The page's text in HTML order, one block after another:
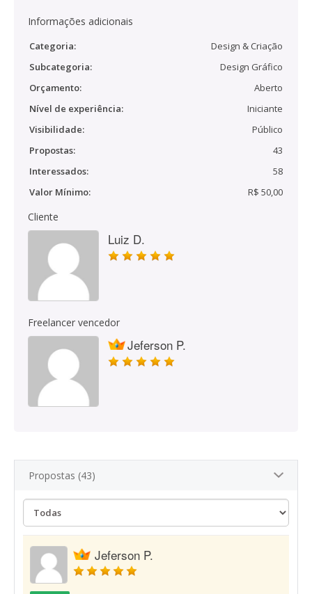
Informações adicionais
Categoria:
Design & Criação
Subcategoria:
Design Gráfico
Orçamento:
Aberto
Nível de experiência:
Iniciante
Visibilidade:
Público
Propostas:
43
Interessados:
58
Valor Mínimo:
R$ 50,00
Cliente
Luiz D.
Freelancer vencedor
Jeferson P.
Propostas (43)
Jeferson P.